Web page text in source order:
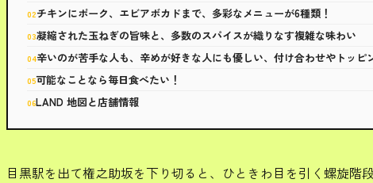
チキンにポーク、エビアボカドまで、多彩なメニューが6種類！
凝縮された玉ねぎの旨味と、多数のスパイスが織りなす複雑な味わい
辛いのが苦手な人も、辛めが好きな人にも優しい、付け合わせやトッピ
可能なことなら毎日食べたい！
LAND 地図と店舗情報
目黒駅を出て権之助坂を下り切ると、ひときわ目を引く螺旋